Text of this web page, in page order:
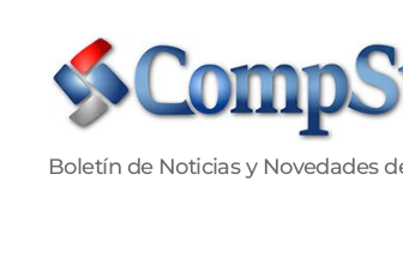
Publicaciones
CompStrategy
Boletín de Noticias y Novedades